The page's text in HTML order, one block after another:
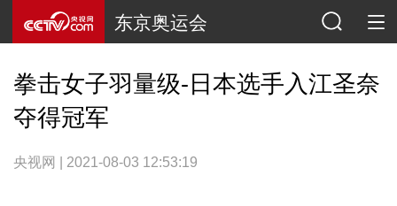
东京奥运会
拳击女子羽量级-日本选手入江圣奈
夺得冠军
央视网 | 2021-08-03 12:53:19